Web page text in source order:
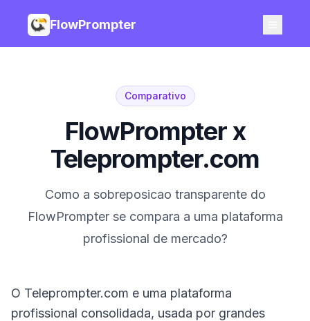
FlowPrompter
Comparativo
FlowPrompter x
Teleprompter.com
Como a sobreposicao transparente do
FlowPrompter se compara a uma plataforma
profissional de mercado?
O Teleprompter.com e uma plataforma
profissional consolidada, usada por grandes